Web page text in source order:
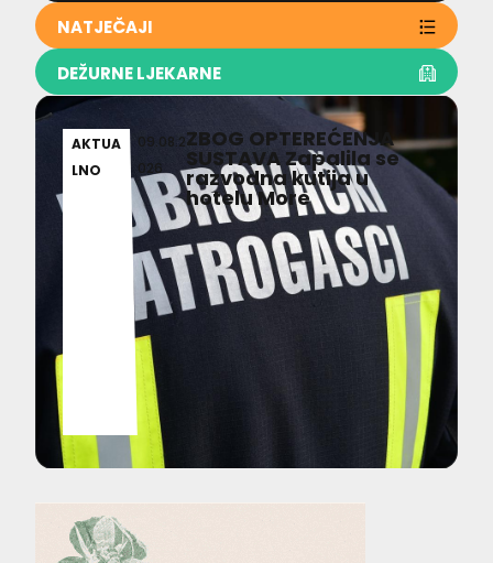
NATJEČAJI
DEŽURNE LJEKARNE
AKTUA
LNO
09.08.2
026
ZBOG OPTEREĆENJA
SUSTAVA Zapalila se
razvodna kutija u
hotelu More